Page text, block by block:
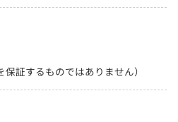
保証するものではありません）